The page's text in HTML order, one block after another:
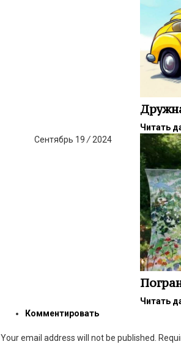
Читать
Сентябрь 19 / 2024
Читать
Комментировать
Your email address will not be published.